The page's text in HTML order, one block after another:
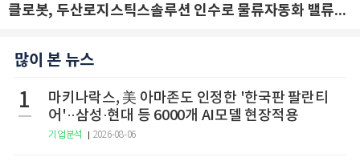
클로봇, 두산로지스틱스솔루션 인수로 물류자동화 밸류체인 확장 추진 - IBK투자증권
많이 본 뉴스
1
마키나락스, 美 아마존도 인정한 '한국판 팔란티
어'··삼성·현대 등 6000개 AI모델 현장적용
기업분석 2026-08-06